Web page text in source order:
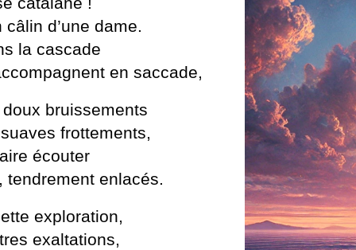
câlin d’une dame.
la cascade
en saccade,
bruissements
frottements,
écouter
tendrement enlacés.
exploration,
exaltations,